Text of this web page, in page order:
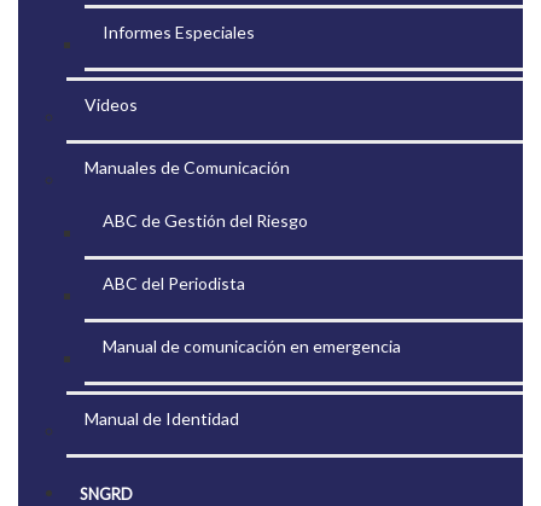
Informes Especiales
Videos
Manuales de Comunicación
ABC de Gestión del Riesgo
ABC del Periodista
Manual de comunicación en emergencia
Manual de Identidad
SNGRD